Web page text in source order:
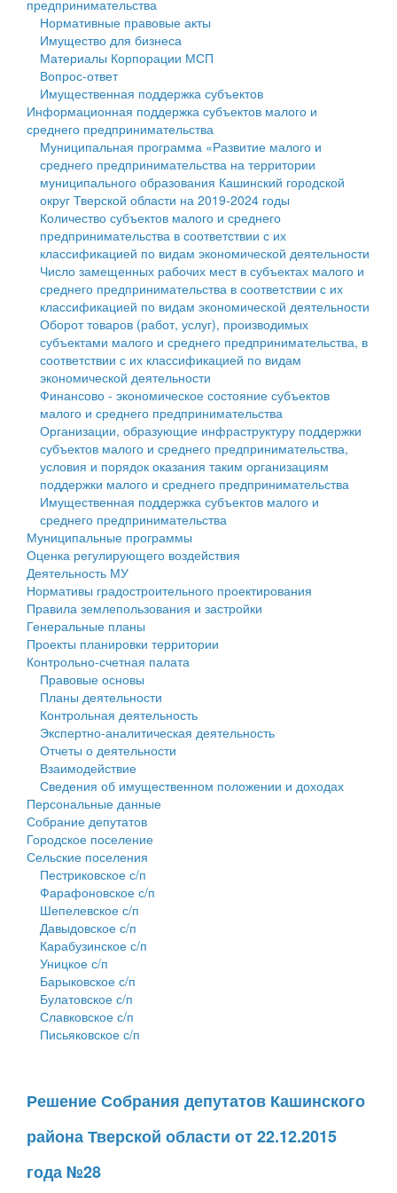
Государственные услуги
Промышленность и АПК
Экономика и бизнес
...
Символика
Устав
Гостям округа
Туризм
Культура
Образование
Здравоохранение
Социальная защита
Фотоальбом
муниципального округа Тверской области
Администрация Кашинского муниципального округа
Тверской области
Управление сельскими территориями
Открытые данные
Работа с обращениями граждан
Муниципальный контроль
Муниципальные услуги
Проекты административных регламентов
Антимонопольный комплаенс
Противодействие коррупции
Финансовое управление
Бюджет для граждан
Имущество
Выявление правообладателей ранее учтенных
объектов недвижимости
Имущественная поддержка субъектов малого и
среднего предпринимательства
Информационная поддержка субъектов малого и
среднего предпринимательства
Муниципальные программы
Контрольно-счетная палата
Персональные данные
Оценка регулирующего воздействия
Деятельность МУ
Нормативы градостроительного проектирования
Правила землепользования и застройки
Генеральные планы
Проекты планировки территории
Собрание депутатов
Городское поселение
Сельские поселения
предпринимательства
Нормативные правовые акты
Имущество для бизнеса
Материалы Корпорации МСП
Вопрос-ответ
Имущественная поддержка субъектов
Информационная поддержка субъектов малого и
среднего предпринимательства
Муниципальная программа «Развитие малого и
среднего предпринимательства на территории
муниципального образования Кашинский городской
округ Тверской области на 2019-2024 годы
Количество субъектов малого и среднего
предпринимательства в соответствии с их
классификацией по видам экономической деятельности
Число замещенных рабочих мест в субъектах малого и
среднего предпринимательства в соответствии с их
классификацией по видам экономической деятельности
Оборот товаров (работ, услуг), производимых
субъектами малого и среднего предпринимательства, в
соответствии с их классификацией по видам
экономической деятельности
Финансово - экономическое состояние субъектов
малого и среднего предпринимательства
Организации, образующие инфраструктуру поддержки
субъектов малого и среднего предпринимательства,
условия и порядок оказания таким организациям
поддержки малого и среднего предпринимательства
Имущественная поддержка субъектов малого и
среднего предпринимательства
Муниципальные программы
Оценка регулирующего воздействия
Деятельность МУ
Нормативы градостроительного проектирования
Правила землепользования и застройки
Генеральные планы
Проекты планировки территории
Контрольно-счетная палата
Правовые основы
Планы деятельности
Контрольная деятельность
Экспертно-аналитическая деятельность
Отчеты о деятельности
Взаимодействие
Сведения об имущественном положении и доходах
Персональные данные
Собрание депутатов
Городское поселение
Сельские поселения
Пестриковское с/п
Фарафоновское с/п
Шепелевское с/п
Давыдовское с/п
Карабузинское с/п
Уницкое с/п
Барыковское с/п
Булатовское с/п
Славковское с/п
Письяковское с/п
Решение Собрания депутатов Кашинского
района Тверской области от 22.12.2015
года №28